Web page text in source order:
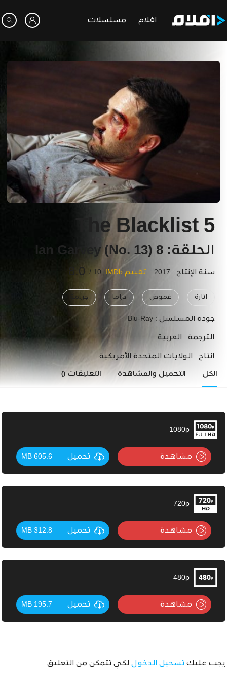
افلام مسلسلات
The Blacklist 5
الحلقة: 8 Ian Garvey (No. 13)
سنة الإنتاج : 2017 تقييم IMDb 10 /
8.0
اثارة غموض دراما جريمة
جودة المسلسل : Blu-Ray
الترجمة : العربية
انتاج : الولايات المتحدة الأمريكية
الكل التحميل والمشاهدة التعليقات()
1080p
مشاهدة تحميل 605.6 MB
720p
مشاهدة تحميل 312.8 MB
480p
مشاهدة تحميل 195.7 MB
يجب عليك تسجيل الدخول لكي تتمكن من التعليق.